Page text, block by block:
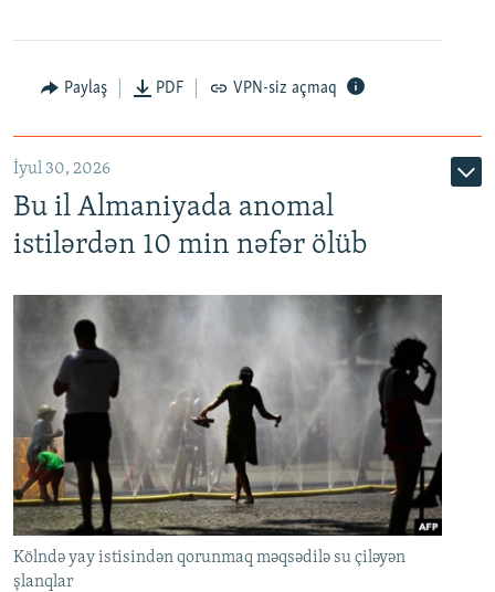
Paylaş PDF VPN-siz açmaq
İyul 30, 2026
Bu il Almaniyada anomal
istilərdən 10 min nəfər ölüb
Kölndə yay istisindən qorunmaq məqsədilə su çiləyən
şlanqlar